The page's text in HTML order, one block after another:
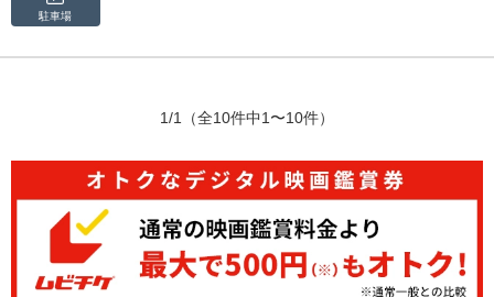
駐車場
1/1 （全10件中1〜10件）